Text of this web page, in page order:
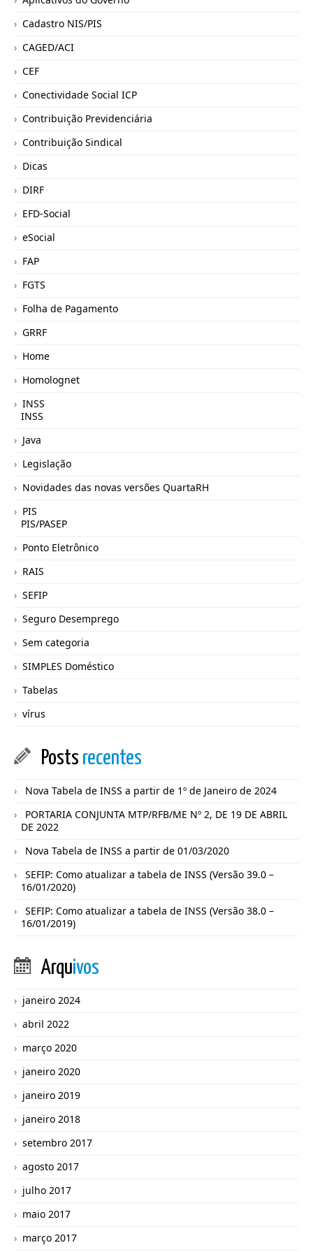
Cadastro NIS/PIS
CAGED/ACI
CEF
Conectividade Social ICP
Contribuição Previdenciária
Contribuição Sindical
Dicas
DIRF
EFD-Social
eSocial
FAP
FGTS
Folha de Pagamento
GRRF
Home
Homolognet
INSS
INSS
Java
Legislação
Novidades das novas versões QuartaRH
PIS
PIS/PASEP
Ponto Eletrônico
RAIS
SEFIP
Seguro Desemprego
Sem categoria
SIMPLES Doméstico
Tabelas
vírus
Posts recentes
Nova Tabela de INSS a partir de 1º de Janeiro de 2024
PORTARIA CONJUNTA MTP/RFB/ME Nº 2, DE 19 DE ABRIL
DE 2022
Nova Tabela de INSS a partir de 01/03/2020
SEFIP: Como atualizar a tabela de INSS (Versão 39.0 –
16/01/2020)
SEFIP: Como atualizar a tabela de INSS (Versão 38.0 –
16/01/2019)
Arquivos
janeiro 2024
abril 2022
março 2020
janeiro 2020
janeiro 2019
janeiro 2018
setembro 2017
agosto 2017
julho 2017
maio 2017
março 2017